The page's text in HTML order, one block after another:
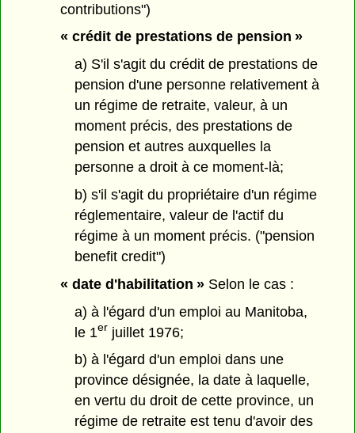
contributions")
« crédit de prestations de pension »
a) S'il s'agit du crédit de prestations de
pension d'une personne relativement à
un régime de retraite, valeur, à un
moment précis, des prestations de
pension et autres auxquelles la
personne a droit à ce moment-là;
b) s'il s'agit du propriétaire d'un régime
réglementaire, valeur de l'actif du
régime à un moment précis. ("pension
benefit credit")
« date d'habilitation » Selon le cas :
a) à l'égard d'un emploi au Manitoba,
le 1er juillet 1976;
b) à l'égard d'un emploi dans une
province désignée, la date à laquelle,
en vertu du droit de cette province, un
régime de retraite est tenu d'avoir des